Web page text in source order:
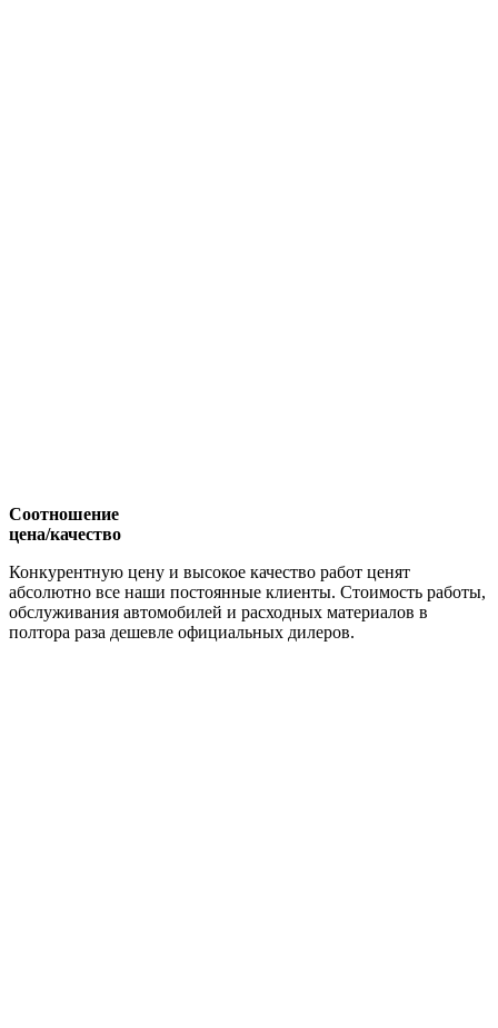
Соотношение
цена/качество
Конкурентную цену и высокое качество работ ценят
абсолютно все наши постоянные клиенты. Стоимость работы,
обслуживания автомобилей и расходных материалов в
полтора раза дешевле официальных дилеров.